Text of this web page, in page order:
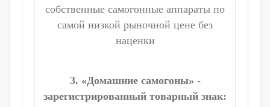
собственные самогонные аппараты по
самой низкой рыночной цене без
наценки
3. «Домашние самогоны» -
зарегистрированный товарный знак: